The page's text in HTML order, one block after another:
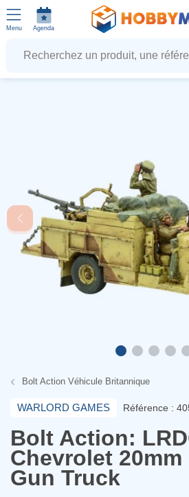
Menu Agenda
Recherchez un produit, une
Bolt Action Véhicule Britannique
WARLORD GAMES Référence :
Bolt Action:
Chevrolet 20mm
Gun Truck